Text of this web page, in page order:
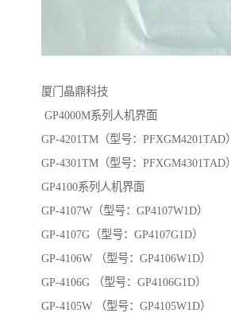
厦门晶鼎科技
GP4000M系列人机界面
GP-4201TM（型号：PFXGM4201TAD）
GP-4301TM（型号：PFXGM4301TAD）
GP4100系列人机界面
GP-4107W（型号：GP4107W1D）
GP-4107G（型号：GP4107G1D）
GP-4106W （型号：GP4106W1D）
GP-4106G （型号：GP4106G1D）
GP-4105W （型号：GP4105W1D）